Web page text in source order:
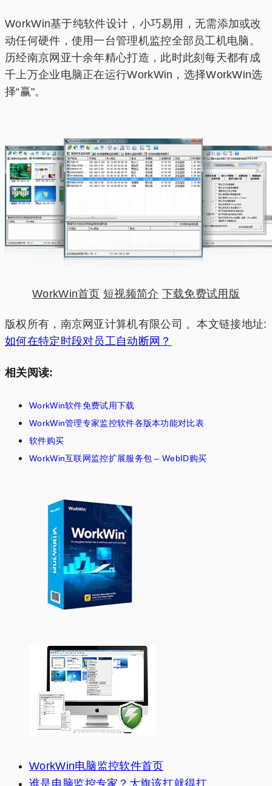
WorkWin基于纯软件设计，小巧易用，无需添加或改
动任何硬件，使用一台管理机监控全部员工机电脑。
历经南京网亚十余年精心打造，此时此刻每天都有成
千上万企业电脑正在运行WorkWin，选择WorkWin选
择“赢"。
WorkWin首页 短视频简介 下载免费试用版
版权所有，南京网亚计算机有限公司 。本文链接地址:
如何在特定时段对员工自动断网？
相关阅读:
WorkWin软件免费试用下载
WorkWin管理专家监控软件各版本功能对比表
软件购买
WorkWin互联网监控扩展服务包 – WebID购买
WorkWin电脑监控软件首页
谁是电脑监控专家？大旗该扛就得扛